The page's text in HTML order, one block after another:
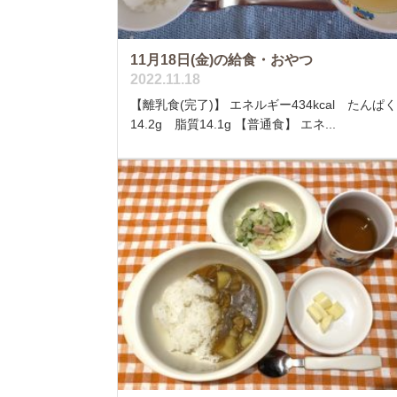
11月18日(金)の給食・おやつ
2022.11.18
【離乳食(完了)】 エネルギー434kcal たんぱ
14.2g 脂質14.1g 【普通食】 エネ...